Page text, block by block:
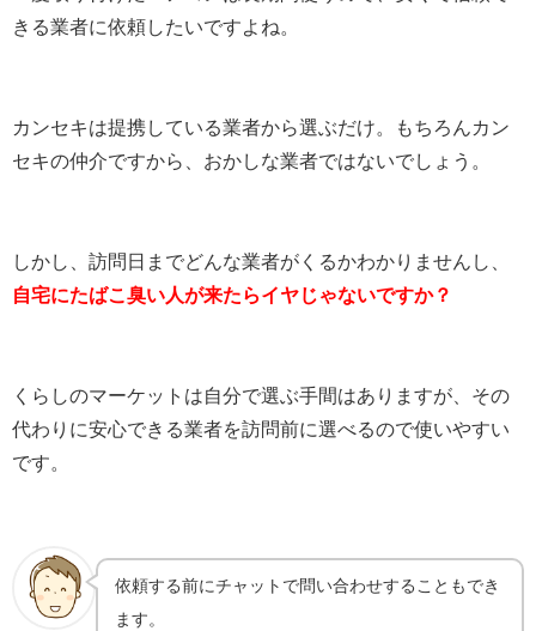
きる業者に依頼したいですよね。
カンセキは提携している業者から選ぶだけ。もちろんカン
セキの仲介ですから、おかしな業者ではないでしょう。
しかし、訪問日までどんな業者がくるかわかりませんし、
自宅にたばこ臭い人が来たらイヤじゃないですか？
くらしのマーケットは自分で選ぶ手間はありますが、その
代わりに安心できる業者を訪問前に選べるので使いやすい
です。
依頼する前にチャットで問い合わせすることもでき
ます。